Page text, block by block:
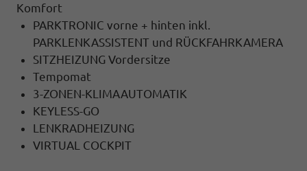
Komfort
PARKTRONIC vorne + hinten inkl.
PARKLENKASSISTENT und RÜCKFAHRKAMERA
SITZHEIZUNG Vordersitze
Tempomat
3-ZONEN-KLIMAAUTOMATIK
KEYLESS-GO
LENKRADHEIZUNG
VIRTUAL COCKPIT